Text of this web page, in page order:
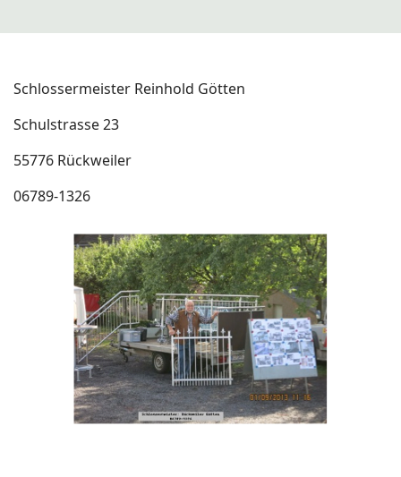
Schlossermeister Reinhold Götten
Schulstrasse 23
55776 Rückweiler
06789-1326